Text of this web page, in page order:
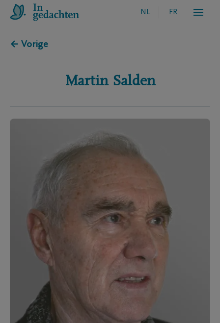
NL FR
← Vorige
Martin Salden